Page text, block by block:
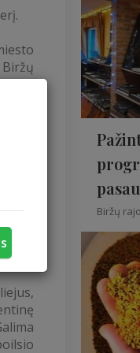
ir
Biržų